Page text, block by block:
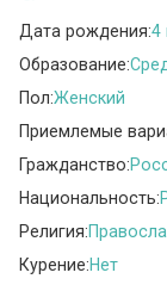
Дата рождения:4
Образование:
Пол:Женский
Приемлемые
Гражданство:
Национальность:
Религия:
Курение:Нет